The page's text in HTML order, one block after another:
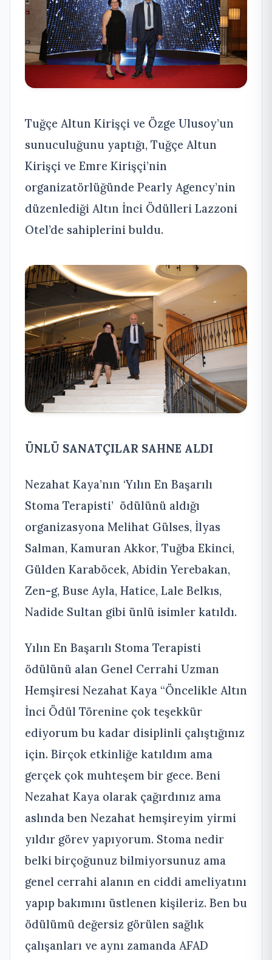
Tuğçe Altun Kirişçi ve Özge Ulusoy’un
sunuculuğunu yaptığı, Tuğçe Altun
Kirişçi ve Emre Kirişçi’nin
organizatörlüğünde Pearly Agency’nin
düzenlediği Altın İnci Ödülleri Lazzoni
Otel’de sahiplerini buldu.
ÜNLÜ SANATÇILAR SAHNE ALDI
Nezahat Kaya’nın ‘Yılın En Başarılı
Stoma Terapisti’ ödülünü aldığı
organizasyona Melihat Gülses, İlyas
Salman, Kamuran Akkor, Tuğba Ekinci,
Gülden Karaböcek, Abidin Yerebakan,
Zen-g, Buse Ayla, Hatice, Lale Belkıs,
Nadide Sultan gibi ünlü isimler katıldı.
Yılın En Başarılı Stoma Terapisti
ödülünü alan Genel Cerrahi Uzman
Hemşiresi Nezahat Kaya “Öncelikle Altın
İnci Ödül Törenine çok teşekkür
ediyorum bu kadar disiplinli çalıştığınız
için. Birçok etkinliğe katıldım ama
gerçek çok muhteşem bir gece. Beni
Nezahat Kaya olarak çağırdınız ama
aslında ben Nezahat hemşireyim yirmi
yıldır görev yapıyorum. Stoma nedir
belki birçoğunuz bilmiyorsunuz ama
genel cerrahi alanın en ciddi ameliyatını
yapıp bakımını üstlenen kişileriz. Ben bu
ödülümü değersiz görülen sağlık
çalışanları ve aynı zamanda AFAD